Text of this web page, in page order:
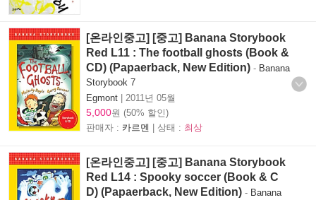
[온라인중고] [중고] Banana Storybook
Red L11 : The football ghosts (Book &
CD) (Papaerback, New Edition) - Banana
Storybook 7
Egmont | 2011년 05월
5,000원 (50% 할인)
판매자 : 카르멘 | 상태 : 최상
[온라인중고] [중고] Banana Storybook
Red L14 : Spooky soccer (Book & C
D) (Papaerback, New Edition) - Banana